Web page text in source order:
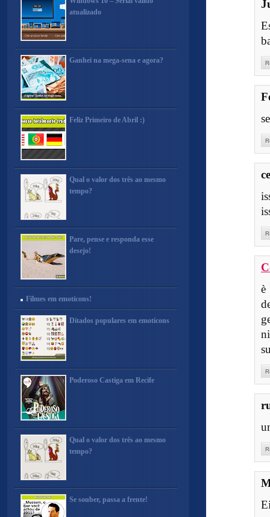
è
atualizado
Ganhei na mega-sena e agora?
Feliz Primeiro de Abril :)
Qual o valor dos três ao mesmo
tempo?
Pare, pense e responda esse
desejo!
Filmes em emoticons!
Ditados populares em emoticons
Poderoso Castiga em Recife
Qual o valor dos três ao mesmo
tempo?
Se souber, passa a frente!